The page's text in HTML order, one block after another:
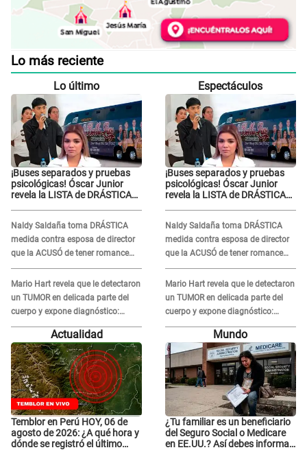
Lo más reciente
Lo último
¡Buses separados y pruebas
psicológicas! Óscar Junior
revela la LISTA de DRÁSTICAS
Naldy Saldaña
Naldy Saldaña toma DRÁSTICA
medida contra esposa de director
que la ACUSÓ de tener romance
con él: "Muy triste..."
Mario Hart revela que le detectaron
un TUMOR en delicada parte del
cuerpo y expone diagnóstico:
"Dolores muy fuertes..."
Espectáculos
¡Buses separados y pruebas
psicológicas! Óscar Junior
revela la LISTA de DRÁSTICAS
Naldy Saldaña
Naldy Saldaña toma DRÁSTICA
medida contra esposa de director
que la ACUSÓ de tener romance
con él: "Muy triste..."
Mario Hart revela que le detectaron
un TUMOR en delicada parte del
cuerpo y expone diagnóstico:
"Dolores muy fuertes..."
Actualidad
Temblor en Perú HOY, 06 de
agosto de 2026: ¿A qué hora y
dónde se registró el último
Mundo
¿Tu familiar es un beneficiario
del Seguro Social o Medicare
en EE.UU.? Así debes informar